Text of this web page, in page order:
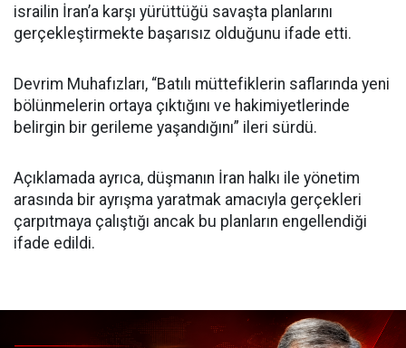
israilin İran’a karşı yürüttüğü savaşta planlarını
gerçekleştirmekte başarısız olduğunu ifade etti.
Devrim Muhafızları, “Batılı müttefiklerin saflarında yeni
bölünmelerin ortaya çıktığını ve hakimiyetlerinde
belirgin bir gerileme yaşandığını” ileri sürdü.
Açıklamada ayrıca, düşmanın İran halkı ile yönetim
arasında bir ayrışma yaratmak amacıyla gerçekleri
çarpıtmaya çalıştığı ancak bu planların engellendiği
ifade edildi.